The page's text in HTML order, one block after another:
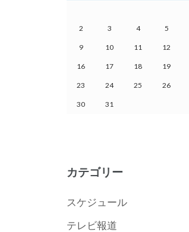
2 3 4 5
9 10 11 12
16 17 18 19
23 24 25 26
30 31
カテゴリー
スケジュール
テレビ報道